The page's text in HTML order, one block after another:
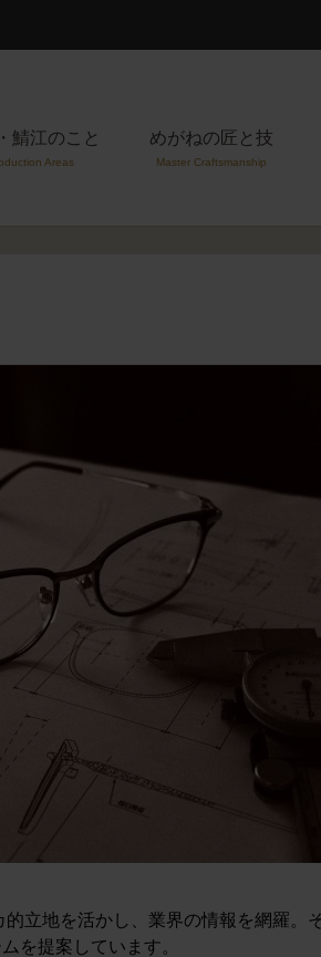
鯖江のこと
Areas
めがねの匠と技
Master Craftsmanship
立地を活かし、業界の情報を網羅。
を提案しています。